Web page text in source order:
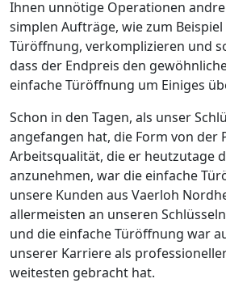
Ihnen unnötige Operationen
simplen Aufträge, wie zum
Türöffnung, verkomplizieren und
dass der Endpreis den
einfache Türöffnung um Einiges
Schon in den Tagen, als unser
angefangen hat, die Form von der
Arbeitsqualität, die er heutzutage
anzunehmen, war die einfache
unsere Kunden aus Vaerloh
allermeisten an unseren
und die einfache Türöffnung war
unserer Karriere als
weitesten gebracht hat.